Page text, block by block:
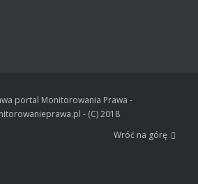
portal Monitorowania Prawa -
- (C) 2018
Wróć na górę